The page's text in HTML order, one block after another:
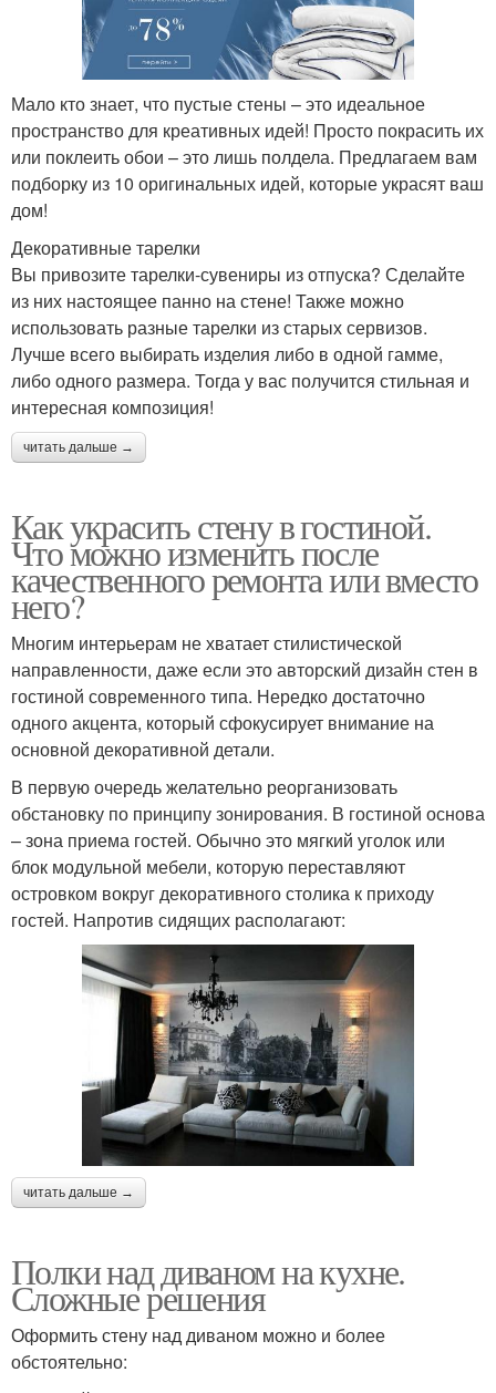
Мало кто знает, что пустые стены – это идеальное
пространство для креативных идей! Просто покрасить их
или поклеить обои – это лишь полдела. Предлагаем вам
подборку из 10 оригинальных идей, которые украсят ваш
дом!
Декоративные тарелки
Вы привозите тарелки-сувениры из отпуска? Сделайте
из них настоящее панно на стене! Также можно
использовать разные тарелки из старых сервизов.
Лучше всего выбирать изделия либо в одной гамме,
либо одного размера. Тогда у вас получится стильная и
интересная композиция!
читать дальше →
Как украсить стену в гостиной.
Что можно изменить после
качественного ремонта или вместо
него?
Многим интерьерам не хватает стилистической
направленности, даже если это авторский дизайн стен в
гостиной современного типа. Нередко достаточно
одного акцента, который сфокусирует внимание на
основной декоративной детали.
В первую очередь желательно реорганизовать
обстановку по принципу зонирования. В гостиной основа
– зона приема гостей. Обычно это мягкий уголок или
блок модульной мебели, которую переставляют
островком вокруг декоративного столика к приходу
гостей. Напротив сидящих располагают:
читать дальше →
Полки над диваном на кухне.
Сложные решения
Оформить стену над диваном можно и более
обстоятельно: